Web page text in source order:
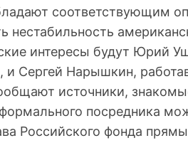
соответствующим
нестабильность
интересы будут Юрий
и Сергей Нарышкин,
источники,
посредника
Российского фонда